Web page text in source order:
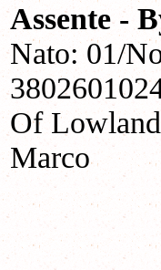
Assente -
Nato: 01/
Of
Marco